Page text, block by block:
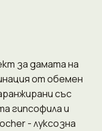
за дамата на
от обемен
със
гипсофила и
- луксозна